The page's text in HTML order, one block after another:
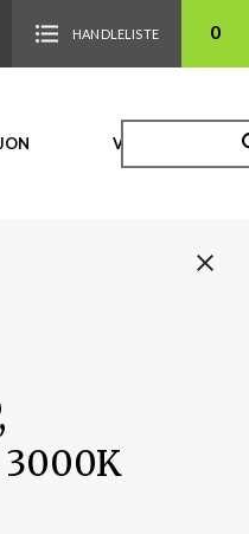
HANDLELISTE 0
VIDEO